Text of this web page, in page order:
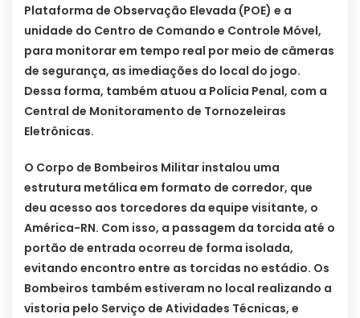
Plataforma de Observação Elevada (POE) e a
unidade do Centro de Comando e Controle Móvel,
para monitorar em tempo real por meio de câmeras
de segurança, as imediações do local do jogo.
Dessa forma, também atuou a Polícia Penal, com a
Central de Monitoramento de Tornozeleiras
Eletrônicas.
O Corpo de Bombeiros Militar instalou uma
estrutura metálica em formato de corredor, que
deu acesso aos torcedores da equipe visitante, o
América-RN. Com isso, a passagem da torcida até o
portão de entrada ocorreu de forma isolada,
evitando encontro entre as torcidas no estádio. Os
Bombeiros também estiveram no local realizando a
vistoria pelo Serviço de Atividades Técnicas, e